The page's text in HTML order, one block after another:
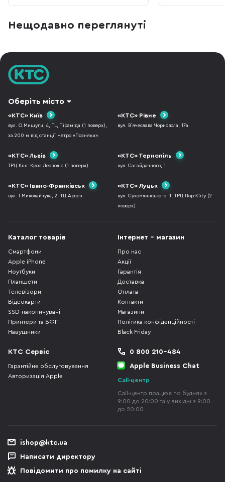
дисплеями, а на виставці MWC 2019 був
Нещодавно переглянуті
Оберіть місто
«КТС» Київ
вул. О.Мишуги, 4, ТЦ Піраміда (1 поверх),
за 200 м від станції метро «Позняки».
«КТС» Рівне
вул. В`ячеслава Чорновола, 17а
«КТС» Львів
ТРЦ Кінг Крос Леополіс (1 поверх)
«КТС» Тернопіль
вул. Сагайдачного, 1
«КТС» Івано-Франківськ
вул. І.Миколайчука, 2, ТЦ Арсен
«КТС» Луцьк
вул. Сухомлинського, 1, ТРЦ ПортCity (2
поверх)
Каталог товарів
Смартфони
Apple iPhone
Ноутбуки
Планшети
Телевізори
Відеокарти
SSD-накопичувачі
Принтери та БФП
Навушники
Інтернет - магазин
Про нас
Акції
Гарантія
Доставка
Оплата
Контакти
Магазини
Політика конфіденційності
Black Friday
КТС Сервіс
Гарантійне обслуговування
Авторизація Apple
0 800 210-484
Apple Business Chat
Call-центр
Call-центр працює по буднях з
9:00 до 20:00 та у вихідні з 9:00
до 20:00
ishop@ktc.ua
Написати директору
Повідомити про помилку на сайті